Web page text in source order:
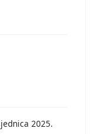
2025.